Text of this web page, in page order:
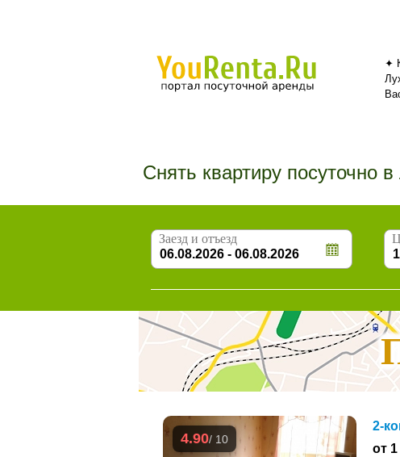
✦
Снять квартиру посуточно
Заезд и отъезд
4.90/ 10
2-
от